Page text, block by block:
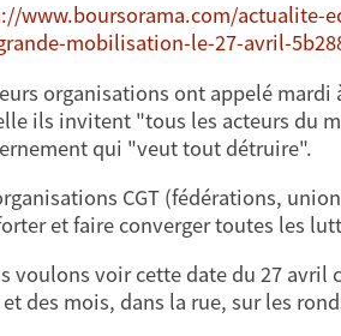
www.boursorama.com/actualite-
mobilisation-le-27-avril-
organisations ont appelé
ils invitent "tous les acteurs du
qui "veut tout détruire".
CGT (fédérations,
et faire converger toutes les
voulons voir cette date du 27 avril
des mois, dans la rue, sur les